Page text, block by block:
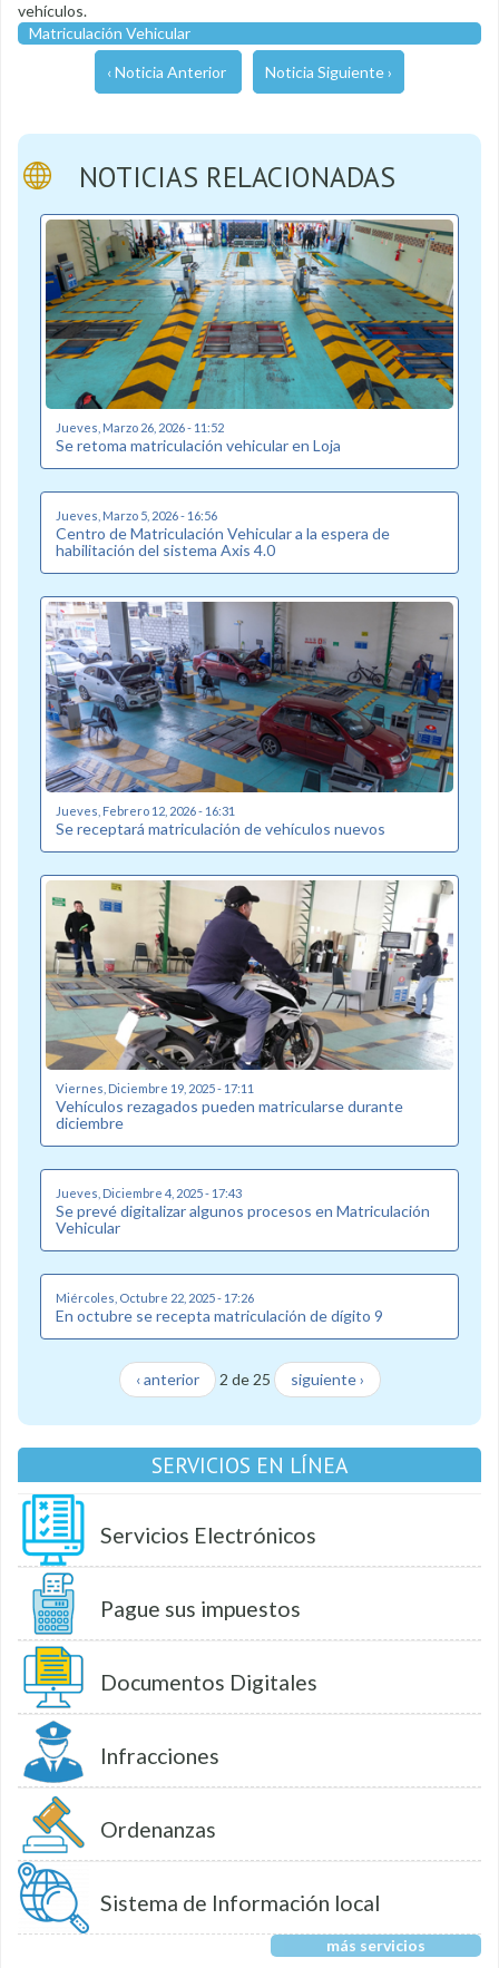
vehículos.
Matriculación Vehicular
‹ Noticia Anterior Noticia Siguiente ›
NOTICIAS RELACIONADAS
Jueves, Marzo 26, 2026 - 11:52
Se retoma matriculación vehicular en Loja
Jueves, Marzo 5, 2026 - 16:56
Centro de Matriculación Vehicular a la espera de
habilitación del sistema Axis 4.0
Jueves, Febrero 12, 2026 - 16:31
Se receptará matriculación de vehículos nuevos
Viernes, Diciembre 19, 2025 - 17:11
Vehículos rezagados pueden matricularse durante
diciembre
Jueves, Diciembre 4, 2025 - 17:43
Se prevé digitalizar algunos procesos en Matriculación
Vehicular
Miércoles, Octubre 22, 2025 - 17:26
En octubre se recepta matriculación de dígito 9
‹ anterior 2 de 25 siguiente ›
SERVICIOS EN LÍNEA
Servicios Electrónicos
Pague sus impuestos
Documentos Digitales
Infracciones
Ordenanzas
Sistema de Información local
más servicios